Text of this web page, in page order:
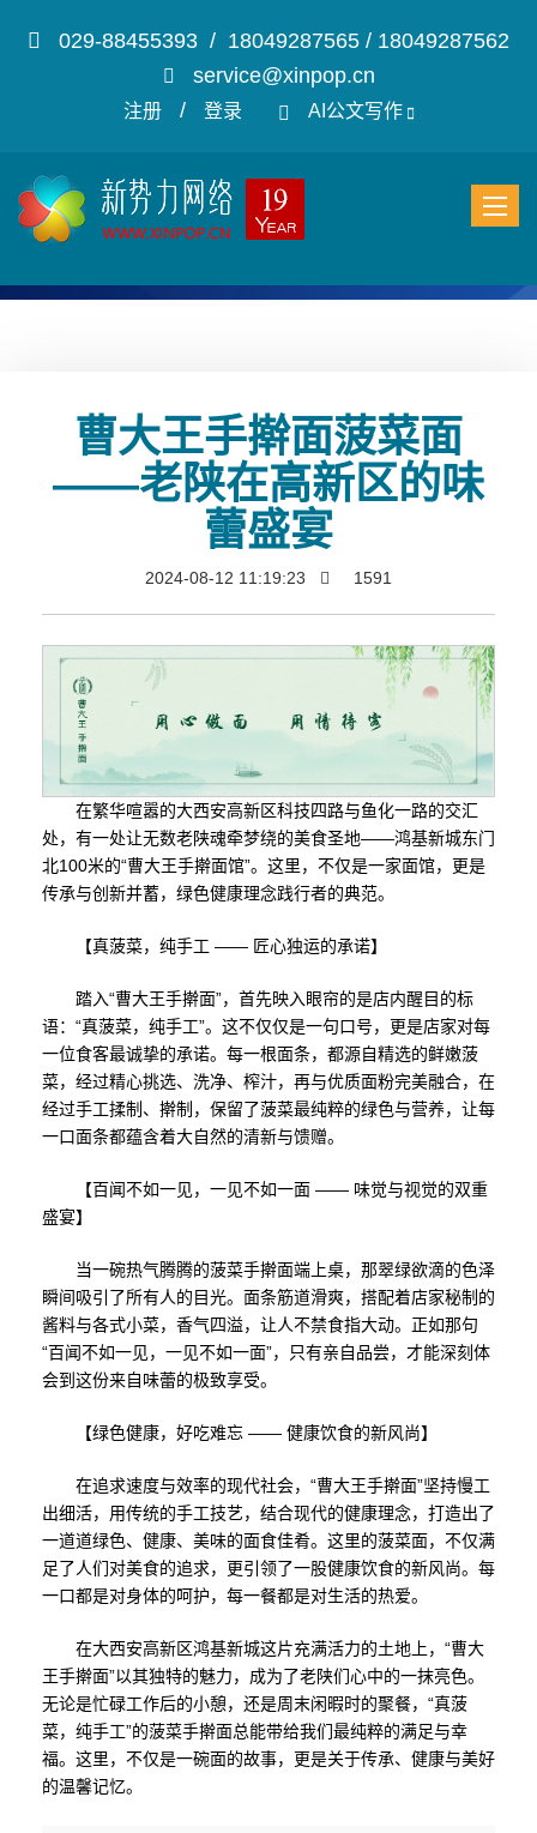
029-88455393 / 18049287565 / 18049287562
service@xinpop.cn
注册/ 登录 AI公文写作
曹大王手擀面菠菜面
——老陕在高新区的味
蕾盛宴
2024-08-12 11:19:23 1591
在繁华喧嚣的大西安高新区科技四路与鱼化一路的交汇
处，有一处让无数老陕魂牵梦绕的美食圣地——鸿基新城东门
北100米的“曹大王手擀面馆”。这里，不仅是一家面馆，更是
传承与创新并蓄，绿色健康理念践行者的典范。
【真菠菜，纯手工 —— 匠心独运的承诺】
踏入“曹大王手擀面”，首先映入眼帘的是店内醒目的标
语：“真菠菜，纯手工”。这不仅仅是一句口号，更是店家对每
一位食客最诚挚的承诺。每一根面条，都源自精选的鲜嫩菠
菜，经过精心挑选、洗净、榨汁，再与优质面粉完美融合，在
经过手工揉制、擀制，保留了菠菜最纯粹的绿色与营养，让每
一口面条都蕴含着大自然的清新与馈赠。
【百闻不如一见，一见不如一面 —— 味觉与视觉的双重
盛宴】
当一碗热气腾腾的菠菜手擀面端上桌，那翠绿欲滴的色泽
瞬间吸引了所有人的目光。面条筋道滑爽，搭配着店家秘制的
酱料与各式小菜，香气四溢，让人不禁食指大动。正如那句
“百闻不如一见，一见不如一面”，只有亲自品尝，才能深刻体
会到这份来自味蕾的极致享受。
【绿色健康，好吃难忘 —— 健康饮食的新风尚】
在追求速度与效率的现代社会，“曹大王手擀面”坚持慢工
出细活，用传统的手工技艺，结合现代的健康理念，打造出了
一道道绿色、健康、美味的面食佳肴。这里的菠菜面，不仅满
足了人们对美食的追求，更引领了一股健康饮食的新风尚。每
一口都是对身体的呵护，每一餐都是对生活的热爱。
在大西安高新区鸿基新城这片充满活力的土地上，“曹大
王手擀面”以其独特的魅力，成为了老陕们心中的一抹亮色。
无论是忙碌工作后的小憩，还是周末闲暇时的聚餐，“真菠
菜，纯手工”的菠菜手擀面总能带给我们最纯粹的满足与幸
福。这里，不仅是一碗面的故事，更是关于传承、健康与美好
的温馨记忆。